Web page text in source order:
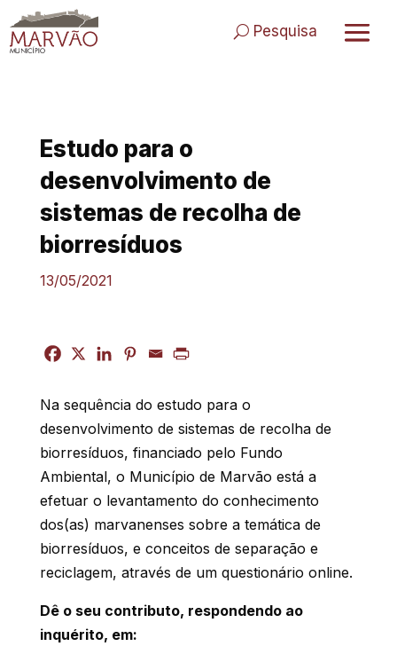
to
content
Pesquisa
Estudo para o
desenvolvimento de
sistemas de recolha de
biorresíduos
13/05/2021
Na sequência do estudo para o
desenvolvimento de sistemas de recolha de
biorresíduos, financiado pelo Fundo
Ambiental, o Município de Marvão está a
efetuar o levantamento do conhecimento
dos(as) marvanenses sobre a temática de
biorresíduos, e conceitos de separação e
reciclagem, através de um questionário online.
Dê o seu contributo, respondendo ao
inquérito, em: